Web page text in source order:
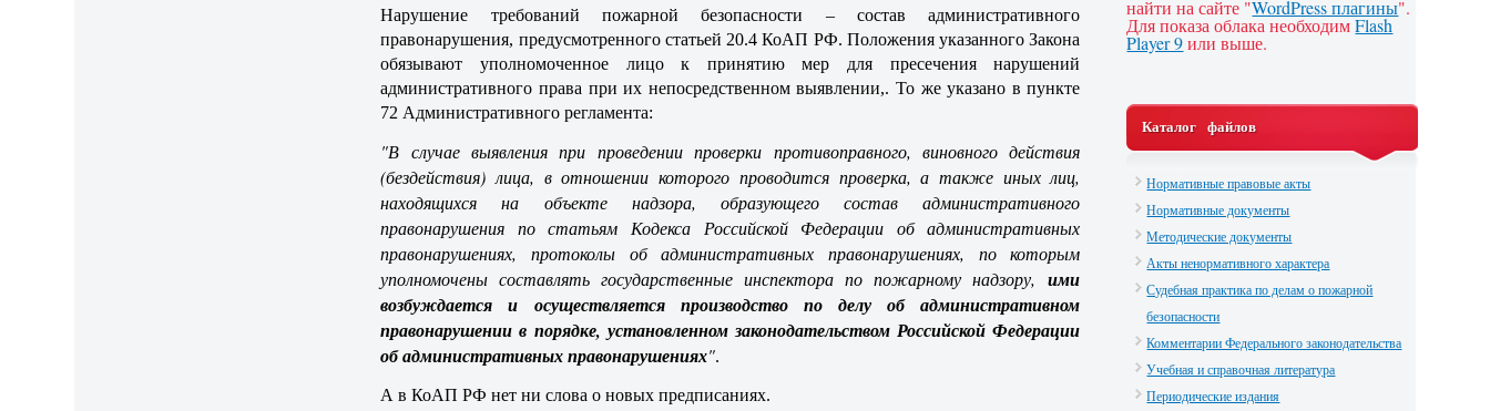
Нарушение требований пожарной безопасности – состав административного
правонарушения, предусмотренного статьей 20.4 КоАП РФ. Положения указанного Закона
обязывают уполномоченное лицо к принятию мер для пресечения нарушений
административного права при их непосредственном выявлении,. То же указано в пункте
72 Административного регламента:
"В случае выявления при проведении проверки противоправного, виновного действия
(бездействия) лица, в отношении которого проводится проверка, а также иных лиц,
находящихся на объекте надзора, образующего состав административного
правонарушения по статьям Кодекса Российской Федерации об административных
правонарушениях, протоколы об административных правонарушениях, по которым
уполномочены составлять государственные инспектора по пожарному надзору,ими
возбуждается и осуществляется производство по делу об административном
правонарушении в порядке, установленном законодательством Российской Федерации
об административных правонарушениях".
А в КоАП РФ нет ни слова о новых предписаниях.
найти на сайте "WordPress плагины".
Для показа облака необходимFlash
Player 9или выше.
Каталог файлов
Нормативные правовые акты
Нормативные документы
Методические документы
Акты ненормативного характера
Судебная практика по делам о пожарной
безопасности
Комментарии Федерального законодательства
Учебная и справочная литература
Периодические издания